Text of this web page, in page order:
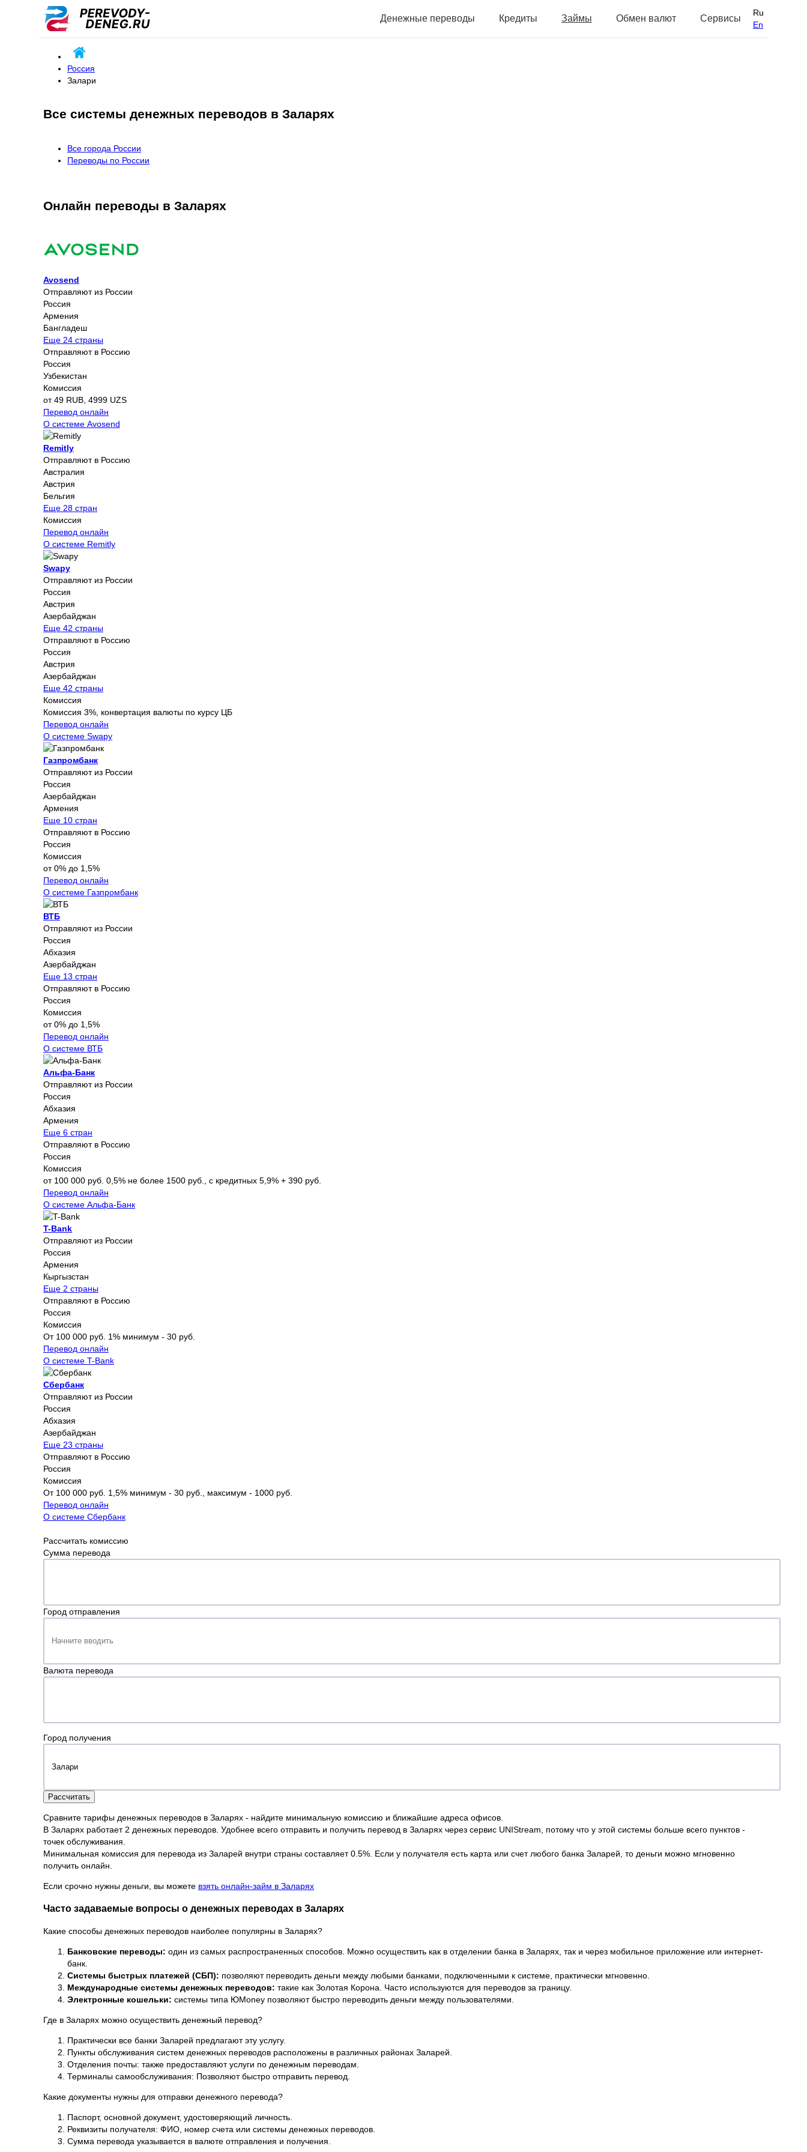
Денежные переводы Кредиты Займы Обмен валют Сервисы
Ru
En
Россия
Залари
Все системы денежных переводов в Заларях
Все города России
Переводы по России
Онлайн переводы в Заларях
Avosend
Отправляют из России
Россия
Армения
Бангладеш
Еще 24 страны
Отправляют в Россию
Россия
Узбекистан
Комиссия
от 49 RUB, 4999 UZS
Перевод онлайн
О системе Avosend
Remitly
Отправляют в Россию
Австралия
Австрия
Бельгия
Еще 28 стран
Комиссия
Перевод онлайн
О системе Remitly
Swapy
Отправляют из России
Россия
Австрия
Азербайджан
Еще 42 страны
Отправляют в Россию
Россия
Австрия
Азербайджан
Еще 42 страны
Комиссия
Комиссия 3%, конвертация валюты по курсу ЦБ
Перевод онлайн
О системе Swapy
Газпромбанк
Отправляют из России
Россия
Азербайджан
Армения
Еще 10 стран
Отправляют в Россию
Россия
Комиссия
от 0% до 1,5%
Перевод онлайн
О системе Газпромбанк
ВТБ
Отправляют из России
Россия
Абхазия
Азербайджан
Еще 13 стран
Отправляют в Россию
Россия
Комиссия
от 0% до 1,5%
Перевод онлайн
О системе ВТБ
Альфа-Банк
Отправляют из России
Россия
Абхазия
Армения
Еще 6 стран
Отправляют в Россию
Россия
Комиссия
от 100 000 руб. 0,5% не более 1500 руб., с кредитных 5,9% + 390 руб.
Перевод онлайн
О системе Альфа-Банк
T-Bank
Отправляют из России
Россия
Армения
Кыргызстан
Еще 2 страны
Отправляют в Россию
Россия
Комиссия
От 100 000 руб. 1% минимум - 30 руб.
Перевод онлайн
О системе T-Bank
Сбербанк
Отправляют из России
Россия
Абхазия
Азербайджан
Еще 23 страны
Отправляют в Россию
Россия
Комиссия
От 100 000 руб. 1,5% минимум - 30 руб., максимум - 1000 руб.
Перевод онлайн
О системе Сбербанк
Рассчитать комиссию
Сумма перевода
Город отправления
Валюта перевода
Город получения
Рассчитать
Сравните тарифы денежных переводов в Заларях - найдите минимальную комиссию и ближайшие адреса офисов.
В Заларях работает 2 денежных переводов. Удобнее всего отправить и получить перевод в Заларях через сервис UNIStream, потому что у этой системы больше всего пунктов -
точек обслуживания.
Минимальная комиссия для перевода из Заларей внутри страны составляет 0.5%. Если у получателя есть карта или счет любого банка Заларей, то деньги можно мгновенно
получить онлайн.
Если срочно нужны деньги, вы можете взять онлайн-займ в Заларях
Часто задаваемые вопросы о денежных переводах в Заларях
Какие способы денежных переводов наиболее популярны в Заларях?
Банковские переводы: один из самых распространенных способов. Можно осуществить как в отделении банка в Заларях, так и через мобильное приложение или интернет-
банк.
Системы быстрых платежей (СБП): позволяют переводить деньги между любыми банками, подключенными к системе, практически мгновенно.
Международные системы денежных переводов: такие как Золотая Корона. Часто используются для переводов за границу.
Электронные кошельки: системы типа ЮMoney позволяют быстро переводить деньги между пользователями.
Где в Заларях можно осуществить денежный перевод?
Практически все банки Заларей предлагают эту услугу.
Пункты обслуживания систем денежных переводов расположены в различных районах Заларей.
Отделения почты: также предоставляют услуги по денежным переводам.
Терминалы самообслуживания: Позволяют быстро отправить перевод.
Какие документы нужны для отправки денежного перевода?
Паспорт, основной документ, удостоверяющий личность.
Реквизиты получателя: ФИО, номер счета или системы денежных переводов.
Сумма перевода указывается в валюте отправления и получения.